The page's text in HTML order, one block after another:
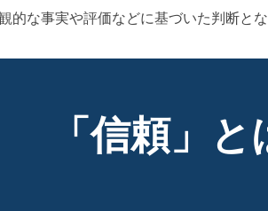
的な事実や評価などに基づいた判断とな
「信頼」と